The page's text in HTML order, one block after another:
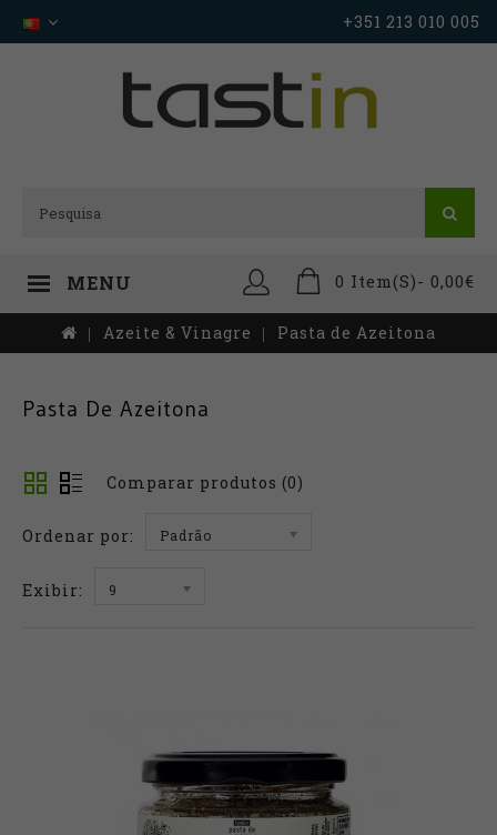
+351 213 010 005
0 Item(s)- 0,00€
MENU
Azeite & Vinagre Pasta de Azeitona
Pasta De Azeitona
Comparar produtos (0)
Ordenar por: Padrão
Exibir: 9